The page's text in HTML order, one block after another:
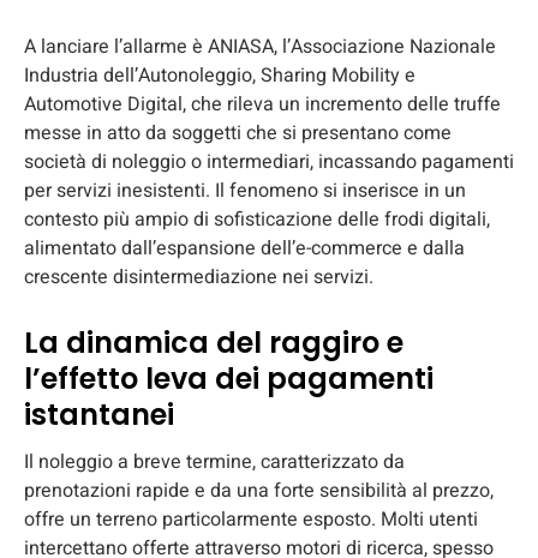
A lanciare l’allarme è ANIASA, l’Associazione Nazionale
Industria dell’Autonoleggio, Sharing Mobility e
Automotive Digital, che rileva un incremento delle truffe
messe in atto da soggetti che si presentano come
società di noleggio o intermediari, incassando pagamenti
per servizi inesistenti. Il fenomeno si inserisce in un
contesto più ampio di sofisticazione delle frodi digitali,
alimentato dall’espansione dell’e-commerce e dalla
crescente disintermediazione nei servizi.
La dinamica del raggiro e
l’effetto leva dei pagamenti
istantanei
Il noleggio a breve termine, caratterizzato da
prenotazioni rapide e da una forte sensibilità al prezzo,
offre un terreno particolarmente esposto. Molti utenti
intercettano offerte attraverso motori di ricerca, spesso